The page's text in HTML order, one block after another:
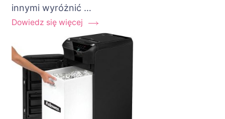
innymi wyróżnić …
Dowiedz się więcej